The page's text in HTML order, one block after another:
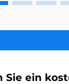
Sie ein